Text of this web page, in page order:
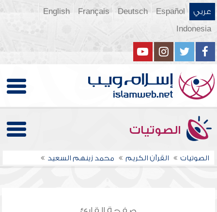
عربي Español
Deutsch
Français
English
Indonesia
الصوتيات
الصوتيات القرآن الكريم محمد زينهم السعيد